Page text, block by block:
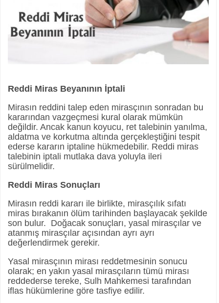
Reddi Miras Beyanının İptali
Mirasın reddini talep eden mirasçının sonradan bu
kararından vazgeçmesi kural olarak mümkün
değildir. Ancak kanun koyucu, ret talebinin yanılma,
aldatma ve korkutma altında gerçekleştiğini tespit
ederse kararın iptaline hükmedebilir. Reddi miras
talebinin iptali mutlaka dava yoluyla ileri
sürülmelidir.
Reddi Miras Sonuçları
Mirasın reddi kararı ile birlikte, mirasçılık sıfatı
miras bırakanın ölüm tarihinden başlayacak şekilde
son bulur. Doğacak sonuçları, yasal mirasçılar ve
atanmış mirasçılar açısından ayrı ayrı
değerlendirmek gerekir.
Yasal mirasçının mirası reddetmesinin sonucu
olarak; en yakın yasal mirasçıların tümü mirası
reddederse tereke, Sulh Mahkemesi tarafından
iflas hükümlerine göre tasfiye edilir.